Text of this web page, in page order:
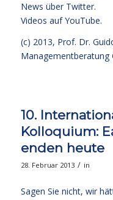
News über Twitter.
Videos auf YouTube.
(c) 2013, Prof. Dr.
Managementberatung
10.
Kolloquium:
enden heute
28. Februar 2013 / in
Sagen Sie nicht, wir